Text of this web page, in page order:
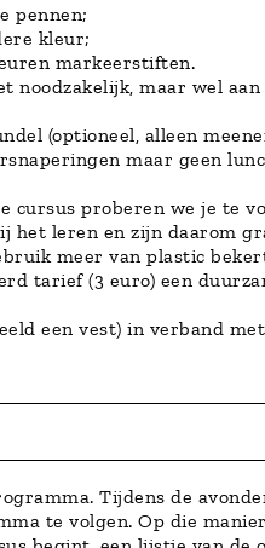
pennen;
kleur;
markeerstiften.
noodzakelijk, maar wel
(optioneel, alleen
maar geen
cursus proberen we je te
het leren en zijn daarom
meer van plastic
tarief (3 euro) een
een vest) in verband
Tijdens de
te volgen. Op die